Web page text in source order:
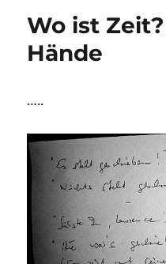
Wo ist
Hände
…..